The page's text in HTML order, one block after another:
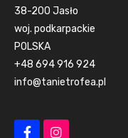
38-200 Jasło
woj. podkarpackie
POLSKA
+48 694 916 924
info@tanietrofea.pl